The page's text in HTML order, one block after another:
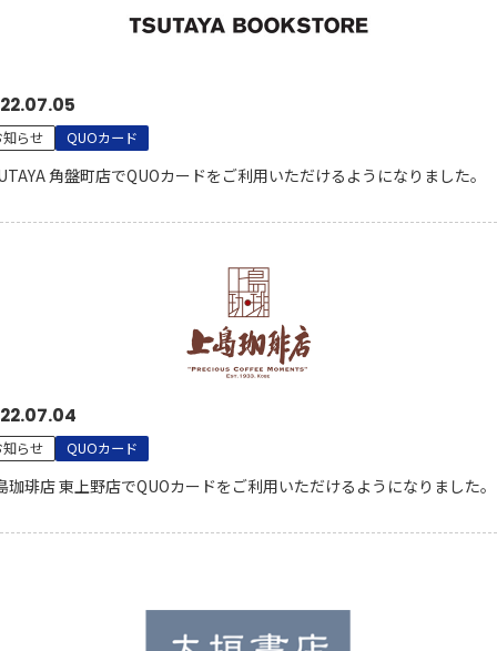
知らせ QUOカード
角盤町店でQUOカードをご利用いただけるようになりました。
知らせ QUOカード
珈琲店 東上野店でQUOカードをご利用いただけるようになりました。